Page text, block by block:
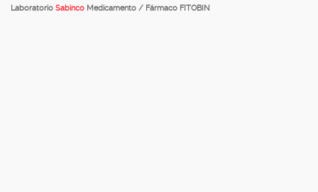
Laboratorio Sabinco Medicamento / Fármaco FITOBIN